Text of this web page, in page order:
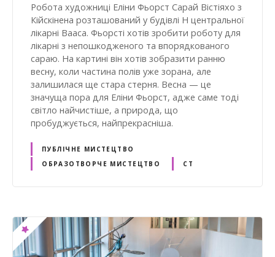
Робота художниці Еліни Фьорст Сарай Вістіяхо з
Кійскінена розташований у будівлі H центральної
лікарні Вааса. Фьорсті хотів зробити роботу для
лікарні з непошкодженого та впорядкованого
сараю. На картині він хотів зобразити ранню
весну, коли частина полів уже зорана, але
залишилася ще стара стерня. Весна — це
значуща пора для Еліни Фьорст, адже саме тоді
світло найчистіше, а природа, що
пробуджується, найпрекрасніша.
ПУБЛІЧНЕ МИСТЕЦТВО
ОБРАЗОТВОРЧЕ МИСТЕЦТВО
СТ